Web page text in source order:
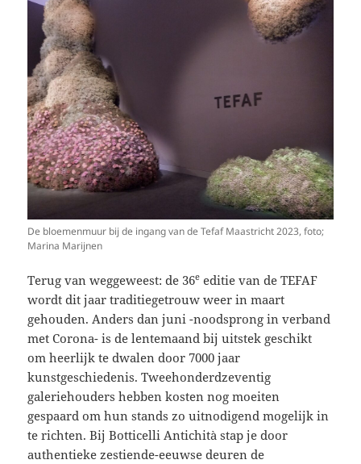
De bloemenmuur bij de ingang van de Tefaf Maastricht 2023, foto;
Marina Marijnen
Terug van weggeweest: de 36e editie van de TEFAF
wordt dit jaar traditiegetrouw weer in maart
gehouden. Anders dan juni -noodsprong in verband
met Corona- is de lentemaand bij uitstek geschikt
om heerlijk te dwalen door 7000 jaar
kunstgeschiedenis. Tweehonderdzeventig
galeriehouders hebben kosten nog moeiten
gespaard om hun stands zo uitnodigend mogelijk in
te richten. Bij Botticelli Antichità stap je door
authentieke zestiende-eeuwse deuren de